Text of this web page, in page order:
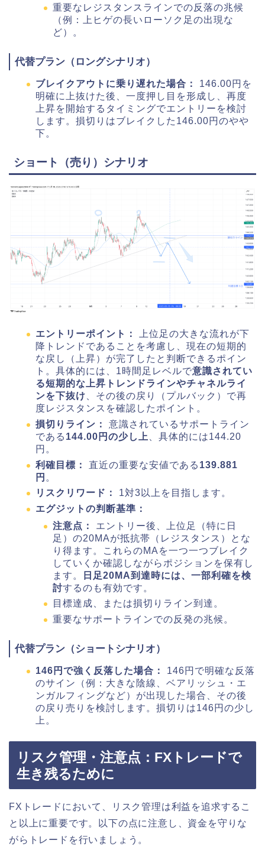
重要なレジスタンスラインでの反落の兆候
（例：上ヒゲの長いローソク足の出現な
ど）。
代替プラン（ロングシナリオ）
ブレイクアウトに乗り遅れた場合：
146.00円を
明確に上抜けた後、一度押し目を形成し、再度
上昇を開始するタイミングでエントリーを検討
します。損切りはブレイクした146.00円のやや
下。
ショート（売り）シナリオ
エントリーポイント：
上位足の大きな流れが下
降トレンドであることを考慮し、現在の短期的
な戻し（上昇）が完了したと判断できるポイン
ト。具体的には、1時間足レベルで意識されてい
る短期的な上昇トレンドラインやチャネルライ
ンを下抜け、その後の戻り（プルバック）で再
度レジスタンスを確認したポイント。
損切りライン：
意識されているサポートライン
である 144.00円の少し上
、具体的には144.20
円。
利確目標：
直近の重要な安値である 139.881
円 。
リスクリワード：
1対3以上を目指します。
エグジットの判断基準：
注意点：
エントリー後、上位足（特に日
足）の20MAが抵抗帯（レジスタンス）とな
り得ます。これらのMAを一つ一つブレイク
していくか確認しながらポジションを保有し
ます。
日足20MA到達時には、一部利確を検
討するのも有効です。
目標達成、または損切りライン到達。
重要なサポートラインでの反発の兆候。
代替プラン（ショートシナリオ）
146円で強く反落した場合：
146円で明確な反落
のサイン（例：大きな陰線、ベアリッシュ・エ
ンガルフィングなど）が出現した場合、その後
の戻り売りを検討します。損切りは146円の少し
上。
リスク管理・注意点：FXトレードで
生き残るために
FXトレードにおいて、リスク管理は利益を追求するこ
と以上に重要です。以下の点に注意し、資金を守りな
がらトレードを行いましょう。